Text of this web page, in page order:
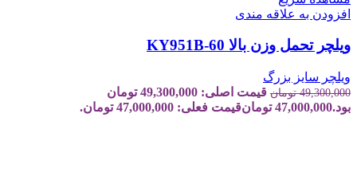
افزودن به علاقه مندی
ویلچر تحمل وزن بالا KY951B-60
ویلچر سایز بزرگ
49,300,000 تومان
قیمت اصلی: 49,300,000 تومان
بود.47,000,000 تومانقیمت فعلی: 47,000,000 تومان.